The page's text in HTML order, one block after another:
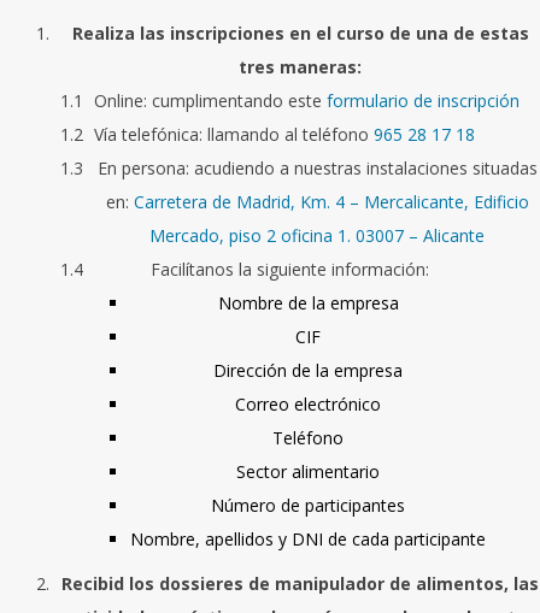
Realiza las inscripciones en el curso de una de estas
tres maneras:
Online: cumplimentando este formulario de inscripción
Vía telefónica: llamando al teléfono 965 28 17 18
En persona: acudiendo a nuestras instalaciones situadas
en: Carretera de Madrid, Km. 4 – Mercalicante, Edificio
Mercado, piso 2 oficina 1. 03007 – Alicante
Facilítanos la siguiente información:
Nombre de la empresa
CIF
Dirección de la empresa
Correo electrónico
Teléfono
Sector alimentario
Número de participantes
Nombre, apellidos y DNI de cada participante
Recibid los dossieres de manipulador de alimentos, las